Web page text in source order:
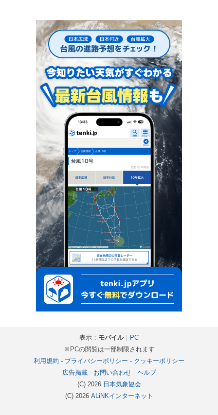
表示： モバイル｜ PC
※PCの閲覧は一部制限されます
利用規約 - プライバシーポリシー - クッキーポリシー
広告掲載- お問い合わせ- ヘルプ
(C) 2026 日本気象協会
(C) 2026 ALiNKインターネット